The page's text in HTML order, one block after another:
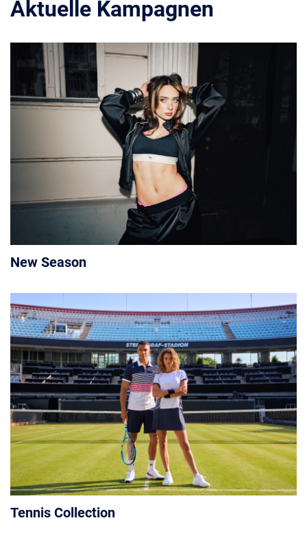
Aktuelle Kampagnen
New Season
Tennis Collection